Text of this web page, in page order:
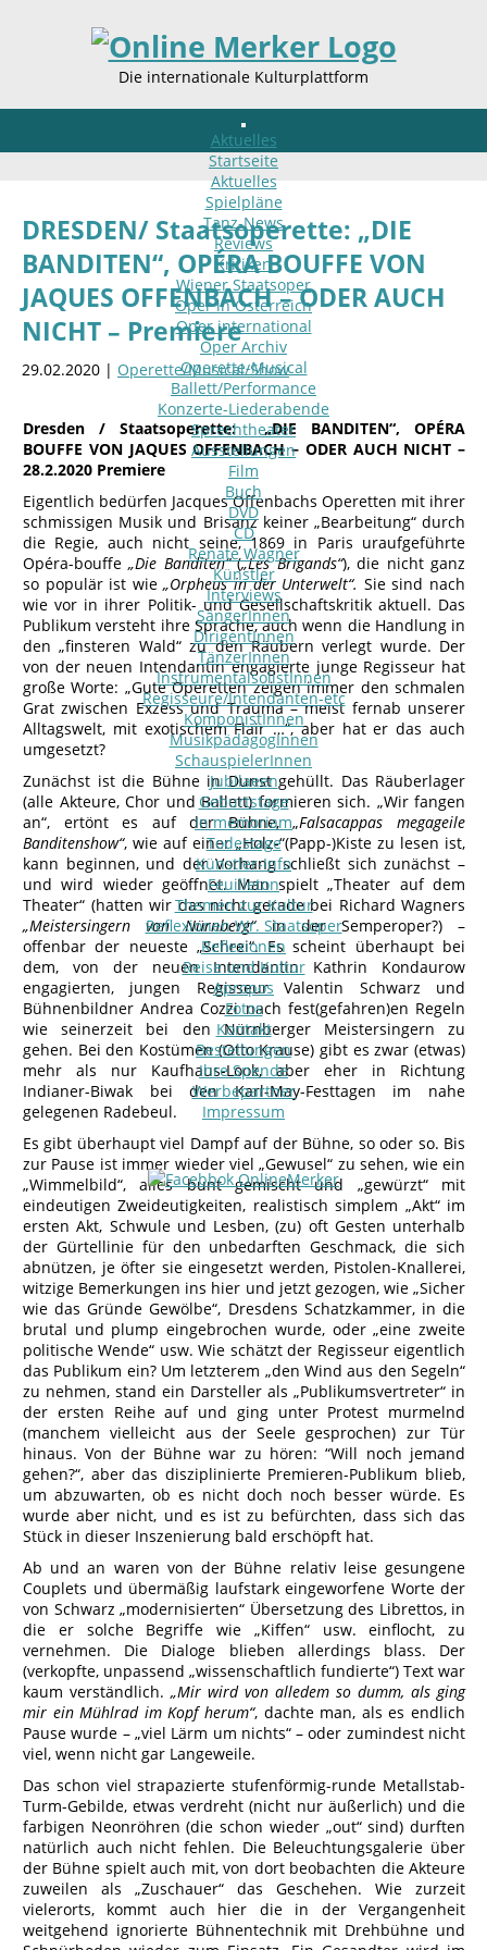
Die internationale Kulturplattform
Aktuelles
Startseite
Aktuelles
Spielpläne
Tanz-News
Reviews
Kritiken
Wiener Staatsoper
Oper in Österreich
Oper international
Oper Archiv
Operette-Musical
Ballett/Performance
Konzerte-Liederabende
Sprechtheater
Ausstellungen
Film
Buch
DVD
CD
Renate Wagner
Künstler
Interviews
SängerInnen
DirigentInnen
TänzerInnen
InstrumentalsolistInnen
Regisseure/Intendanten-etc
KomponistInnen
MusikpädagogInnen
SchauspielerInnen
Jubilaeen
Geburtstage
In memoriam
Todestage
Künstler-Info
Feuilleton
Themen zur Kultur
Reflexionen Wr. Staatsoper
Reflexionen
Reise und Kultur
Apropos
Fotos
Kontakt
Bestellungen
Ihre Spende
Werbepartner
Impressum
DRESDEN/ Staatsoperette: „DIE
BANDITEN“, OPÉRA BOUFFE VON
JAQUES OFFENBACH – ODER AUCH
NICHT – Premiere
29.02.2020 | Operette/Musical/Show
Dresden / Staatsoperette: „DIE BANDITEN“, OPÉRA
BOUFFE VON JAQUES OFFENBACH – ODER AUCH NICHT –
28.2.2020 Premiere
Eigentlich bedürfen Jacques Offenbachs Operetten mit ihrer
schmissigen Musik und Brisanz keiner „Bearbeitung“ durch
die Regie, auch nicht seine, 1869 in Paris uraufgeführte
Opéra-bouffe„Die Banditen“(„Les Brigands“), die nicht ganz
so populär ist wie„Orpheus in der Unterwelt“. Sie sind nach
wie vor in ihrer Politik- und Gesellschaftskritik aktuell. Das
Publikum versteht ihre Sprache, auch wenn die Handlung in
den „finsteren Wald“ zu den Räubern verlegt wurde. Der
von der neuen Intendantin engagierte junge Regisseur hat
große Worte: „Gute Operetten zeigen immer den schmalen
Grat zwischen Exzess und Trauma – meist fernab unserer
Alltagswelt, mit exotischem Flair …“, aber hat er das auch
umgesetzt?
Zunächst ist die Bühne in Dunst gehüllt. Das Räuberlager
(alle Akteure, Chor und Ballett) formieren sich. „Wir fangen
an“, ertönt es auf der Bühne, „Falsacappas megageile
Banditenshow“, wie auf einer „Holz-“(Papp-)Kiste zu lesen ist,
kann beginnen, und der Vorhang schließt sich zunächst –
und wird wieder geöffnet. Man spielt „Theater auf dem
Theater“ (hatten wir das nicht gerade bei Richard Wagners
„Meistersingern von Nürnberg“in der Semperoper?) –
offenbar der neueste „Schrei“. Es scheint überhaupt bei
dem, von der neuen Intendantin Kathrin Kondaurow
engagierten, jungen Regisseur Valentin Schwarz und
Bühnenbildner Andrea Cozzi nach fest(gefahren)en Regeln
wie seinerzeit bei den Nürnberger Meistersingern zu
gehen. Bei den Kostümen (Otto Krause) gibt es zwar (etwas)
mehr als nur Kaufhaus-Look, aber eher in Richtung
Indianer-Biwak bei den Karl-May-Festtagen im nahe
gelegenen Radebeul.
Es gibt überhaupt viel Dampf auf der Bühne, so oder so. Bis
zur Pause ist immer wieder viel „Gewusel“ zu sehen, wie ein
„Wimmelbild“, alles bunt gemischt und „gewürzt“ mit
eindeutigen Zweideutigkeiten, realistisch simplem „Akt“ im
ersten Akt, Schwule und Lesben, (zu) oft Gesten unterhalb
der Gürtellinie für den unbedarften Geschmack, die sich
abnützen, je öfter sie eingesetzt werden, Pistolen-Knallerei,
witzige Bemerkungen ins hier und jetzt gezogen, wie „Sicher
wie das Gründe Gewölbe“, Dresdens Schatzkammer, in die
brutal und plump eingebrochen wurde, oder „eine zweite
politische Wende“ usw. Wie schätzt der Regisseur eigentlich
das Publikum ein? Um letzterem „den Wind aus den Segeln“
zu nehmen, stand ein Darsteller als „Publikumsvertreter“ in
der ersten Reihe auf und ging unter Protest murmelnd
(manchem vielleicht aus der Seele gesprochen) zur Tür
hinaus. Von der Bühne war zu hören: “Will noch jemand
gehen?“, aber das disziplinierte Premieren-Publikum blieb,
um abzuwarten, ob es nicht doch noch besser würde. Es
wurde aber nicht, und es ist zu befürchten, dass sich das
Stück in dieser Inszenierung bald erschöpft hat.
Ab und an waren von der Bühne relativ leise gesungene
Couplets und übermäßig laufstark eingeworfene Worte der
von Schwarz „modernisierten“ Übersetzung des Librettos, in
die er solche Begriffe wie „Kiffen“ usw. einflocht, zu
vernehmen. Die Dialoge blieben allerdings blass. Der
(verkopfte, unpassend „wissenschaftlich fundierte“) Text war
kaum verständlich. „Mir wird von alledem so dumm, als ging
mir ein Mühlrad im Kopf herum“, dachte man, als es endlich
Pause wurde – „viel Lärm um nichts“ – oder zumindest nicht
viel, wenn nicht gar Langeweile.
Das schon viel strapazierte stufenförmig-runde Metallstab-
Turm-Gebilde, etwas verdreht (nicht nur äußerlich) und die
farbigen Neonröhren (die schon wieder „out“ sind) durften
natürlich auch nicht fehlen. Die Beleuchtungsgalerie über
der Bühne spielt auch mit, von dort beobachten die Akteure
zuweilen als „Zuschauer“ das Geschehen. Wie zurzeit
vielerorts, kommt auch hier die in der Vergangenheit
weitgehend ignorierte Bühnentechnik mit Drehbühne und